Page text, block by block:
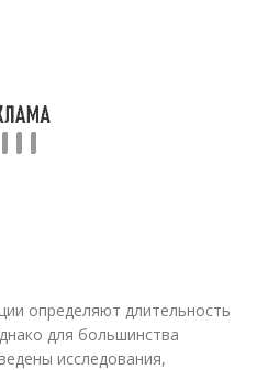
определяют длительность
для большинства
исследования,